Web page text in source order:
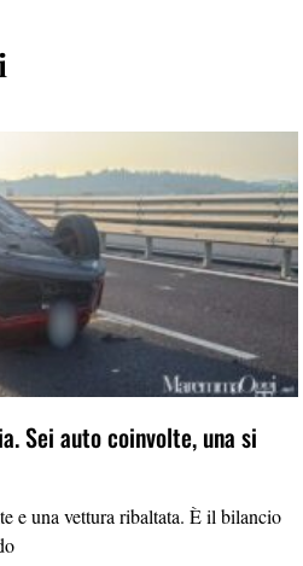
Sei auto coinvolte, una si
e una vettura ribaltata. È il bilancio